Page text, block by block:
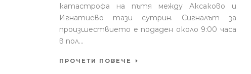
катастрофа на пътя между Аксаково и
Игнатиево тази сутрин. Сигналът за
произшествието е подаден около 9:00 часа
в пол...
ПРОЧЕТИ ПОВЕЧЕ